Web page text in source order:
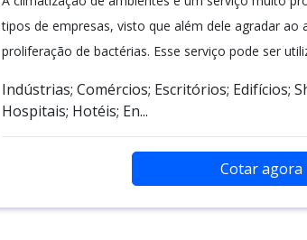
tipos de empresas, visto que além dele agradar
proliferação de bactérias. Esse serviço pode ser
Indústrias; Comércios; Escritórios; Edifícios;
Hospitais; Hotéis; En...
Cotar agora